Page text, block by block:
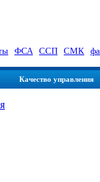
ФСА| ССП СМК
Качество управления